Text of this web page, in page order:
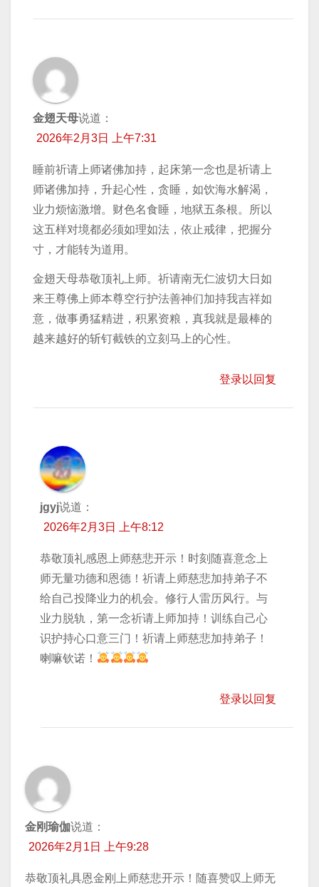
金翅天母说道：
2026年2月3日 上午7:31
睡前祈请上师诸佛加持，起床第一念也是祈请上
师诸佛加持，升起心性，贪睡，如饮海水解渴，
业力烦恼激增。财色名食睡，地狱五条根。所以
这五样对境都必须如理如法，依止戒律，把握分
寸，才能转为道用。
金翅天母恭敬顶礼上师。祈请南无仁波切大日如
来王尊佛上师本尊空行护法善神们加持我吉祥如
意，做事勇猛精进，积累资粮，真我就是最棒的
越来越好的斩钉截铁的立刻马上的心性。
登录以回复
jgyj说道：
2026年2月3日 上午8:12
恭敬顶礼感恩上师慈悲开示！时刻随喜意念上
师无量功德和恩德！祈请上师慈悲加持弟子不
给自己投降业力的机会。修行人雷历风行。与
业力脱轨，第一念祈请上师加持！训练自己心
识护持心口意三门！祈请上师慈悲加持弟子！
喇嘛钦诺！
登录以回复
金刚瑜伽说道：
2026年2月1日 上午9:28
恭敬顶礼具恩金刚上师慈悲开示！随喜赞叹上师无